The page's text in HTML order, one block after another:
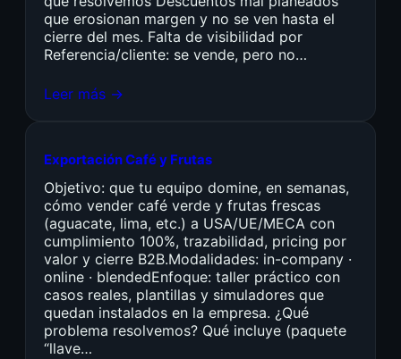
que erosionan margen y no se ven hasta el
cierre del mes. Falta de visibilidad por
Referencia/cliente: se vende, pero no…
Leer más →
Exportación Café y Frutas
Objetivo: que tu equipo domine, en semanas,
cómo vender café verde y frutas frescas
(aguacate, lima, etc.) a USA/UE/MECA con
cumplimiento 100%, trazabilidad, pricing por
valor y cierre B2B.Modalidades: in-company ·
online · blendedEnfoque: taller práctico con
casos reales, plantillas y simuladores que
quedan instalados en la empresa. ¿Qué
problema resolvemos? Qué incluye (paquete
“llave…